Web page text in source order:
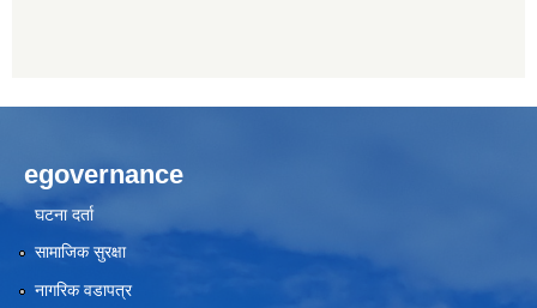
egovernance
घटना दर्ता
सामाजिक सुरक्षा
नागरिक वडापत्र